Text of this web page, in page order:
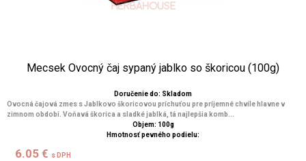
Mecsek Ovocný čaj sypaný jablko so škoricou (100g)
Doručenie do: Skladom
Ovocná čajová zmes s Jablkovo škoricovou príchuťou pre príjemné chvíle hlavne v
zimnom období. Voňavá škorica a sladké jablká, tá najlepšia komb...
Objem: 100g
Hmotnosť pevného podielu:
6.05 € s DPH